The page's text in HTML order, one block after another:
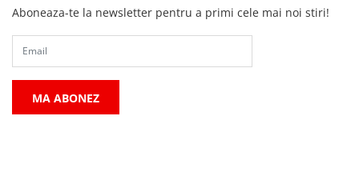
Aboneaza-te la newsletter pentru a primi cele mai noi stiri!
MA ABONEZ